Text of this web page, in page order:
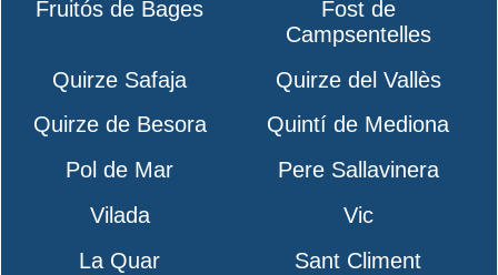
Fruitós de Bages
Fost de
Campsentelles
Quirze Safaja
Quirze del Vallès
Quirze de Besora
Quintí de Mediona
Pol de Mar
Pere Sallavinera
Vilada
Vic
La Quar
Sant Climent